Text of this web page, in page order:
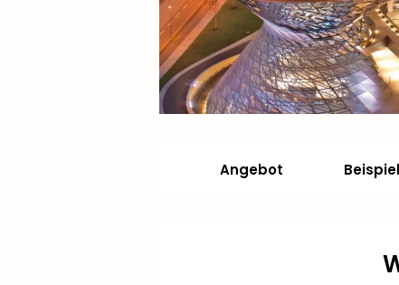
Angebot